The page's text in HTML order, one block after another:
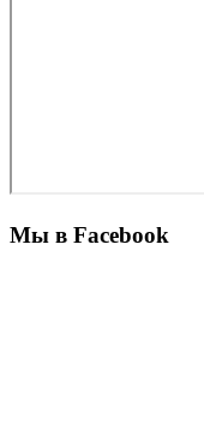
Мы в Facebook